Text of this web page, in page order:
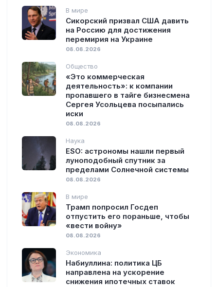
В мире
Сикорский призвал США давить
на Россию для достижения
перемирия на Украине
08.08.2026
Общество
«Это коммерческая
деятельность»: к компании
пропавшего в тайге бизнесмена
Сергея Усольцева посыпались
иски
08.08.2026
Наука
ESO: астрономы нашли первый
луноподобный спутник за
пределами Солнечной системы
08.08.2026
В мире
Трамп попросил Госдеп
отпустить его пораньше, чтобы
«вести войну»
08.08.2026
Экономика
Набиуллина: политика ЦБ
направлена на ускорение
снижения ипотечных ставок